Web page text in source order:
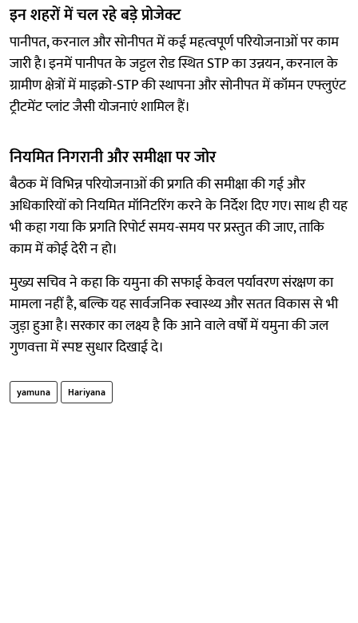
इन शहरों में चल रहे बड़े प्रोजेक्ट
पानीपत, करनाल और सोनीपत में कई महत्वपूर्ण परियोजनाओं पर काम
जारी है। इनमें पानीपत के जट्टल रोड स्थित STP का उन्नयन, करनाल के
ग्रामीण क्षेत्रों में माइक्रो-STP की स्थापना और सोनीपत में कॉमन एफ्लुएंट
ट्रीटमेंट प्लांट जैसी योजनाएं शामिल हैं।
नियमित निगरानी और समीक्षा पर जोर
बैठक में विभिन्न परियोजनाओं की प्रगति की समीक्षा की गई और
अधिकारियों को नियमित मॉनिटरिंग करने के निर्देश दिए गए। साथ ही यह
भी कहा गया कि प्रगति रिपोर्ट समय-समय पर प्रस्तुत की जाए, ताकि
काम में कोई देरी न हो।
मुख्य सचिव ने कहा कि यमुना की सफाई केवल पर्यावरण संरक्षण का
मामला नहीं है, बल्कि यह सार्वजनिक स्वास्थ्य और सतत विकास से भी
जुड़ा हुआ है। सरकार का लक्ष्य है कि आने वाले वर्षों में यमुना की जल
गुणवत्ता में स्पष्ट सुधार दिखाई दे।
yamuna Hariyana